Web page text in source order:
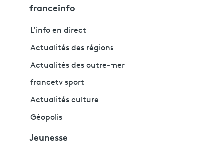
franceinfo
L'info en direct
Actualités des régions
Actualités des outre-mer
francetv sport
Actualités culture
Géopolis
Jeunesse